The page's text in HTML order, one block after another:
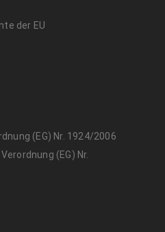
der EU
(EG) Nr. 1924/2006
(EG) Nr.